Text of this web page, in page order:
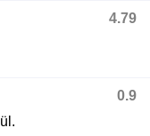
4.79
0.9